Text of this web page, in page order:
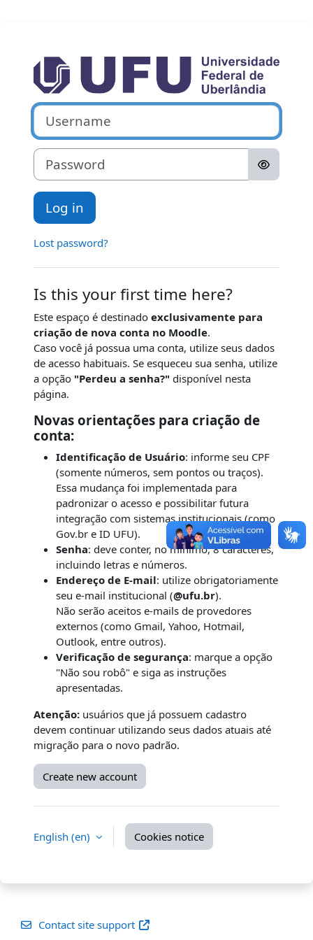
Log in to
Skip to create new account
Username
Password
Log in
Lost password?
Is this your first time here?
Este espaço é destinado exclusivamente para
criação de nova conta no Moodle.
Caso você já possua uma conta, utilize seus dados
de acesso habituais. Se esqueceu sua senha, utilize
a opção "Perdeu a senha?" disponível nesta
página.
Novas orientações para criação de
conta:
Identificação de Usuário: informe seu CPF
(somente números, sem pontos ou traços).
Essa mudança foi implementada para
padronizar o acesso e possibilitar futura
integração com sistemas institucionais (como
Gov.br e ID UFU).
Senha: deve conter, no mínimo, 8 caracteres,
incluindo letras e números.
Endereço de E-mail: utilize obrigatoriamente
seu e-mail institucional (@ufu.br).
Não serão aceitos e-mails de provedores
externos (como Gmail, Yahoo, Hotmail,
Outlook, entre outros).
Verificação de segurança: marque a opção
"Não sou robô" e siga as instruções
apresentadas.
Atenção: usuários que já possuem cadastro
devem continuar utilizando seus dados atuais até
migração para o novo padrão.
Create new account
English ‎(en)‎ Cookies notice
Contact site support